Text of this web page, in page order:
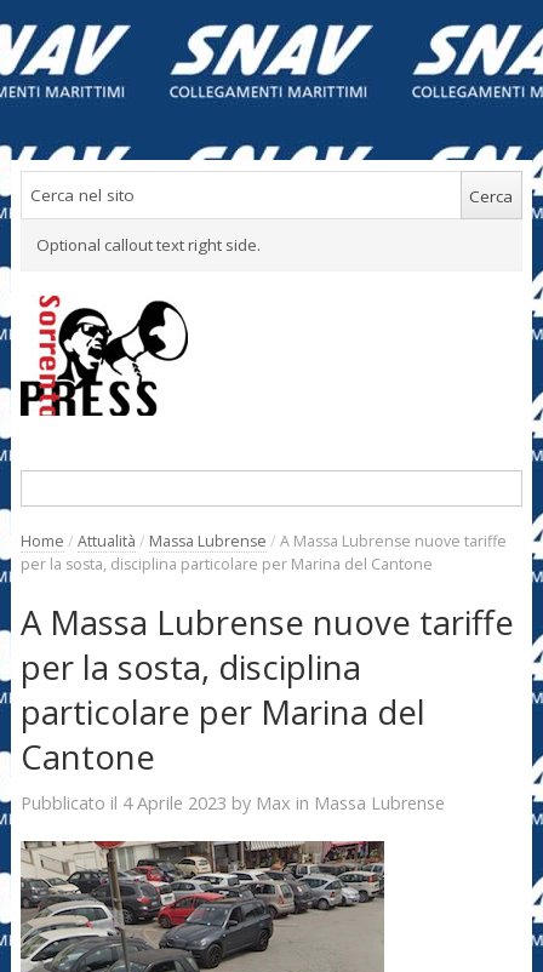
Optional callout text right side.
Home / Attualità / Massa Lubrense / A Massa Lubrense nuove tariffe
per la sosta, disciplina particolare per Marina del Cantone
A Massa Lubrense nuove tariffe
per la sosta, disciplina
particolare per Marina del
Cantone
Pubblicato il 4 Aprile 2023 by Max in Massa Lubrense